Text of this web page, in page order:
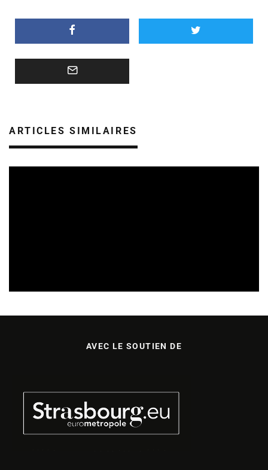
ARTICLES SIMILAIRES
AVEC LE SOUTIEN DE